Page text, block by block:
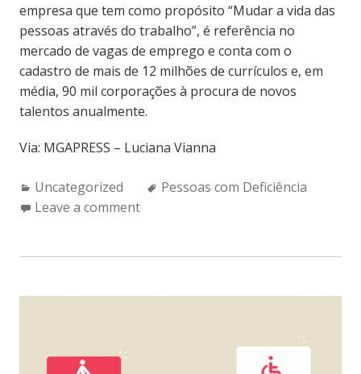
empresa que tem como propósito “Mudar a vida das
pessoas através do trabalho”, é referência no
mercado de vagas de emprego e conta com o
cadastro de mais de 12 milhões de currículos e, em
média, 90 mil corporações à procura de novos
talentos anualmente.
Via: MGAPRESS – Luciana Vianna
Categories:
Uncategorized Tags:
Pessoas com Deficiência
Leave a comment